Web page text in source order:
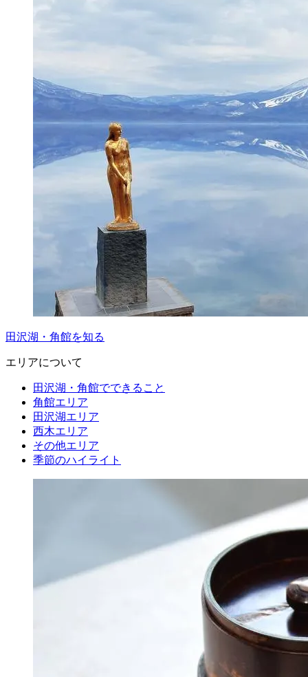
田沢湖・角館を知る
エリアについて
田沢湖・角館でできること
角館エリア
田沢湖エリア
西木エリア
その他エリア
季節のハイライト